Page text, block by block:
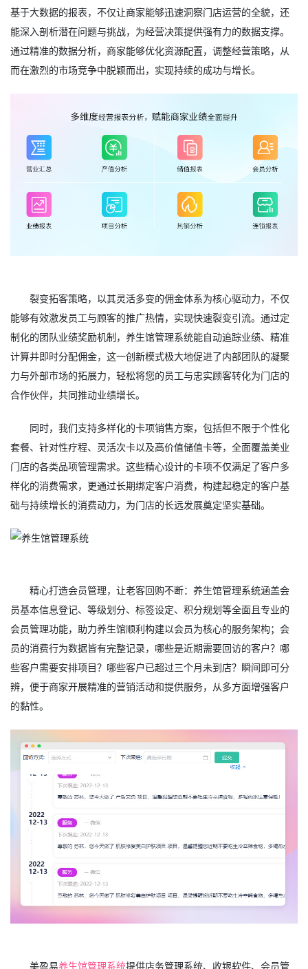
基于大数据的报表，不仅让商家能够迅速洞察门店运营的全貌，还
能深入剖析潜在问题与挑战，为经营决策提供强有力的数据支撑。
通过精准的数据分析，商家能够优化资源配置，调整经营策略，从
而在激烈的市场竞争中脱颖而出，实现持续的成功与增长。
裂变拓客策略，以其灵活多变的佣金体系为核心驱动力，不仅
能够有效激发员工与顾客的推广热情，实现快速裂变引流。通过定
制化的团队业绩奖励机制，养生馆管理系统能自动追踪业绩、精准
计算并即时分配佣金，这一创新模式极大地促进了内部团队的凝聚
力与外部市场的拓展力，轻松将您的员工与忠实顾客转化为门店的
合作伙伴，共同推动业绩增长。
同时，我们支持多样化的卡项销售方案，包括但不限于个性化
套餐、针对性疗程、灵活次卡以及高价值储值卡等，全面覆盖美业
门店的各类品项管理需求。这些精心设计的卡项不仅满足了客户多
样化的消费需求，更通过长期绑定客户消费，构建起稳定的客户基
础与持续增长的消费动力，为门店的长远发展奠定坚实基础。
精心打造会员管理，让老客回购不断：养生馆管理系统涵盖会
员基本信息登记、等级划分、标签设定、积分规划等全面且专业的
会员管理功能，助力养生馆顺利构建以会员为核心的服务架构；会
员的消费行为数据皆有完整记录，哪些是近期需要回访的客户？哪
些客户需要安排项目？哪些客户已超过三个月未到店？瞬间即可分
辨，便于商家开展精准的营销活动和提供服务，从多方面增强客户
的黏性。
美盈易养生馆管理系统提供店务管理系统、收银软件、会员管